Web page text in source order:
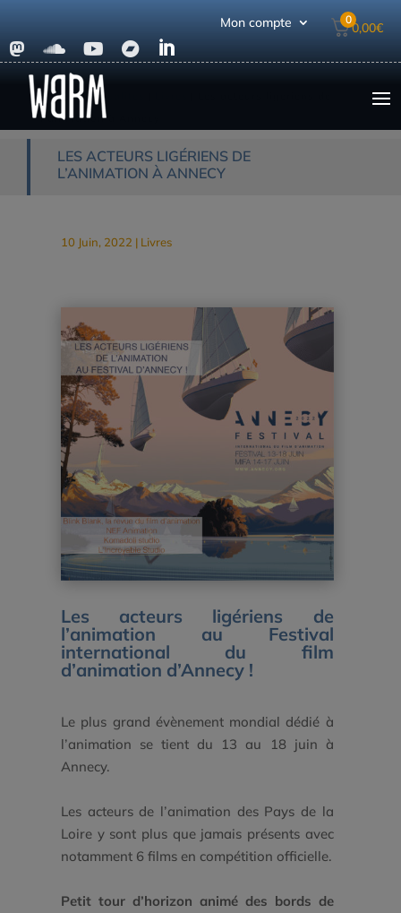
Mon compte 00,00€
    
Accueil| Actualités
l’animation à Annecy
LES ACTEURS LIGÉRIENS DE
L’ANIMATION À ANNECY
10 Juin, 2022 | Livres
Les acteurs ligériens de
l’animation au Festival
international du film
d’animation d’Annecy !
Le plus grand évènement mondial dédié à
l’animation se tient du 13 au 18 juin à
Annecy.
Les acteurs de l’animation des Pays de la
Loire y sont plus que jamais présents avec
notamment 6 films en compétition officielle.
Petit tour d’horizon animé des bords de